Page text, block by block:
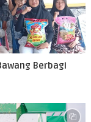
Berbagi